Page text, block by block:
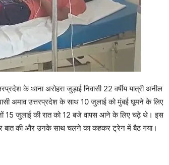
के थाना अरोहरा जुड़ाई निवासी 22 वर्षीय यात्री अनील
अमाव उत्तरप्रदेश के साथ 10 जुलाई को मुंबई घूमने के लिए
15 जुलाई की रात को 12 बजे वापस आने के लिए चढ़े थे। इस
की और उनके साथ चलने का कहकर ट्रेन में बैठ गया।